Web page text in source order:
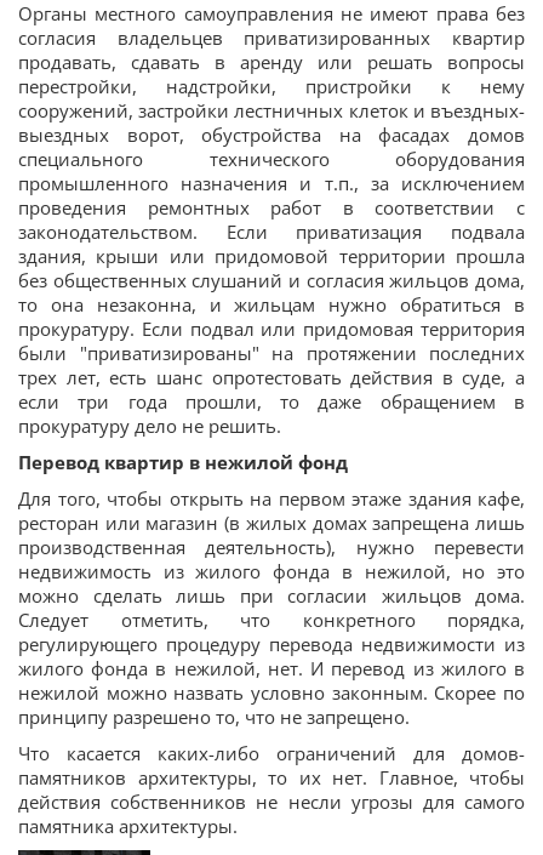
Органы местного самоуправления не имеют права без
согласия владельцев приватизированных квартир
продавать, сдавать в аренду или решать вопросы
перестройки, надстройки, пристройки к нему
сооружений, застройки лестничных клеток и въездных-
выездных ворот, обустройства на фасадах домов
специального технического оборудования
промышленного назначения и т.п., за исключением
проведения ремонтных работ в соответствии с
законодательством. Если приватизация подвала
здания, крыши или придомовой территории прошла
без общественных слушаний и согласия жильцов дома,
то она незаконна, и жильцам нужно обратиться в
прокуратуру. Если подвал или придомовая территория
были "приватизированы" на протяжении последних
трех лет, есть шанс опротестовать действия в суде, а
если три года прошли, то даже обращением в
прокуратуру дело не решить.
Перевод квартир в нежилой фонд
Для того, чтобы открыть на первом этаже здания кафе,
ресторан или магазин (в жилых домах запрещена лишь
производственная деятельность), нужно перевести
недвижимость из жилого фонда в нежилой, но это
можно сделать лишь при согласии жильцов дома.
Следует отметить, что конкретного порядка,
регулирующего процедуру перевода недвижимости из
жилого фонда в нежилой, нет. И перевод из жилого в
нежилой можно назвать условно законным. Скорее по
принципу разрешено то, что не запрещено.
Что касается каких-либо ограничений для домов-
памятников архитектуры, то их нет. Главное, чтобы
действия собственников не несли угрозы для самого
памятника архитектуры.